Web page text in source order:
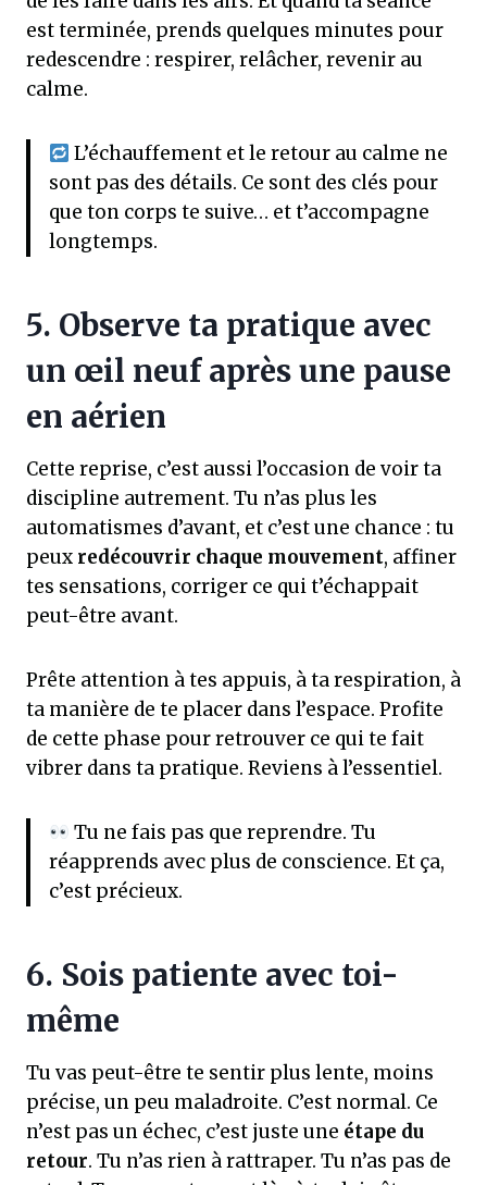
est terminée, prends quelques minutes pour
redescendre : respirer, relâcher, revenir au
calme.
L’échauffement et le retour au calme ne
sont pas des détails. Ce sont des clés pour
que ton corps te suive… et t’accompagne
longtemps.
5. Observe ta pratique avec
un œil neuf après une pause
en aérien
Cette reprise, c’est aussi l’occasion de voir ta
discipline autrement. Tu n’as plus les
automatismes d’avant, et c’est une chance : tu
peux redécouvrir chaque mouvement, affiner
tes sensations, corriger ce qui t’échappait
peut-être avant.
Prête attention à tes appuis, à ta respiration, à
ta manière de te placer dans l’espace. Profite
de cette phase pour retrouver ce qui te fait
vibrer dans ta pratique. Reviens à l’essentiel.
Tu ne fais pas que reprendre. Tu
réapprends avec plus de conscience. Et ça,
c’est précieux.
6. Sois patiente avec toi-
même
Tu vas peut-être te sentir plus lente, moins
précise, un peu maladroite. C’est normal. Ce
n’est pas un échec, c’est juste une étape du
retour. Tu n’as rien à rattraper. Tu n’as pas de